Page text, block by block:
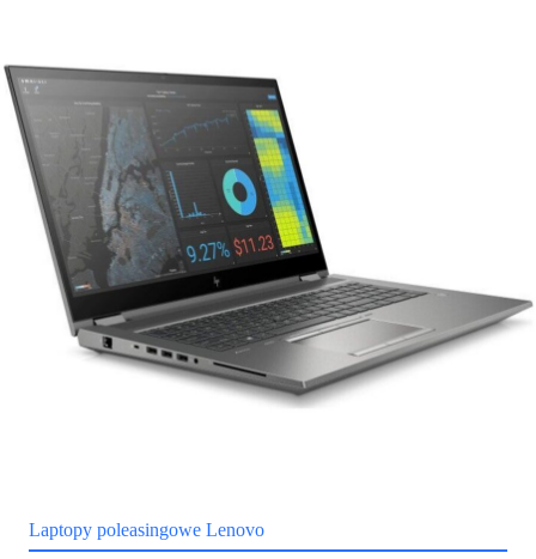
Laptopy poleasingowe Lenovo